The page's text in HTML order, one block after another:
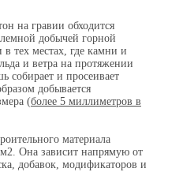
на гравии обходится
добычей горной
тех местах, где камни и
и ветра на протяжении
собирает и просеивает
добывается
(более 5 миллиметров в
материала
. Она зависит напрямую от
добавок, модификаторов и